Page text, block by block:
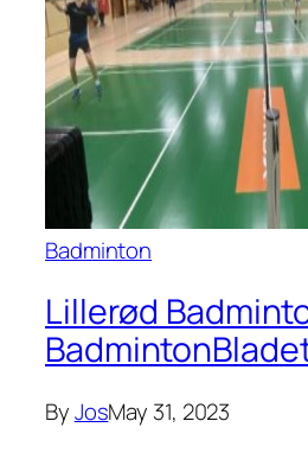
Badminton
Lillerød
ByJosMay 31, 2023